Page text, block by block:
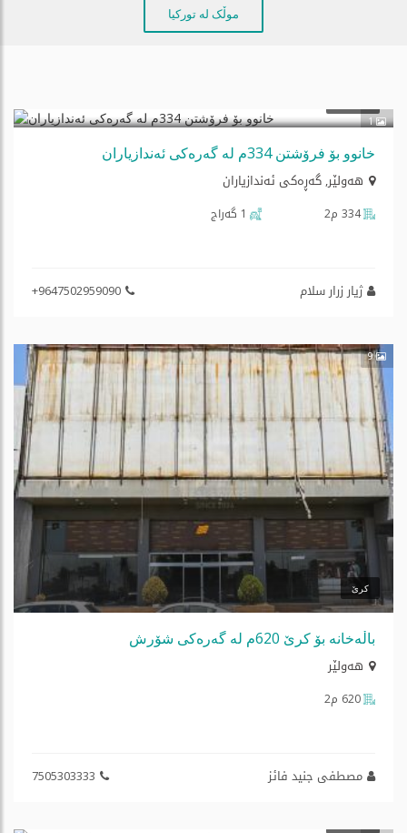
موڵک لە تورکیا
1
خانوو بۆ فرۆشتن 334م لە گەرەکی ئەندازیاران
هه‌ولێر,گەڕەکی ئەندازیاران
334 م2 1 گه‌راج
ژیار زرار سلام +9647502959090
9
کرێ
باڵەخانە بۆ کرێ 620م لە گەرەکی شۆرش
هه‌ولێر
620 م2
مصطفی جنید فائز 7505303333